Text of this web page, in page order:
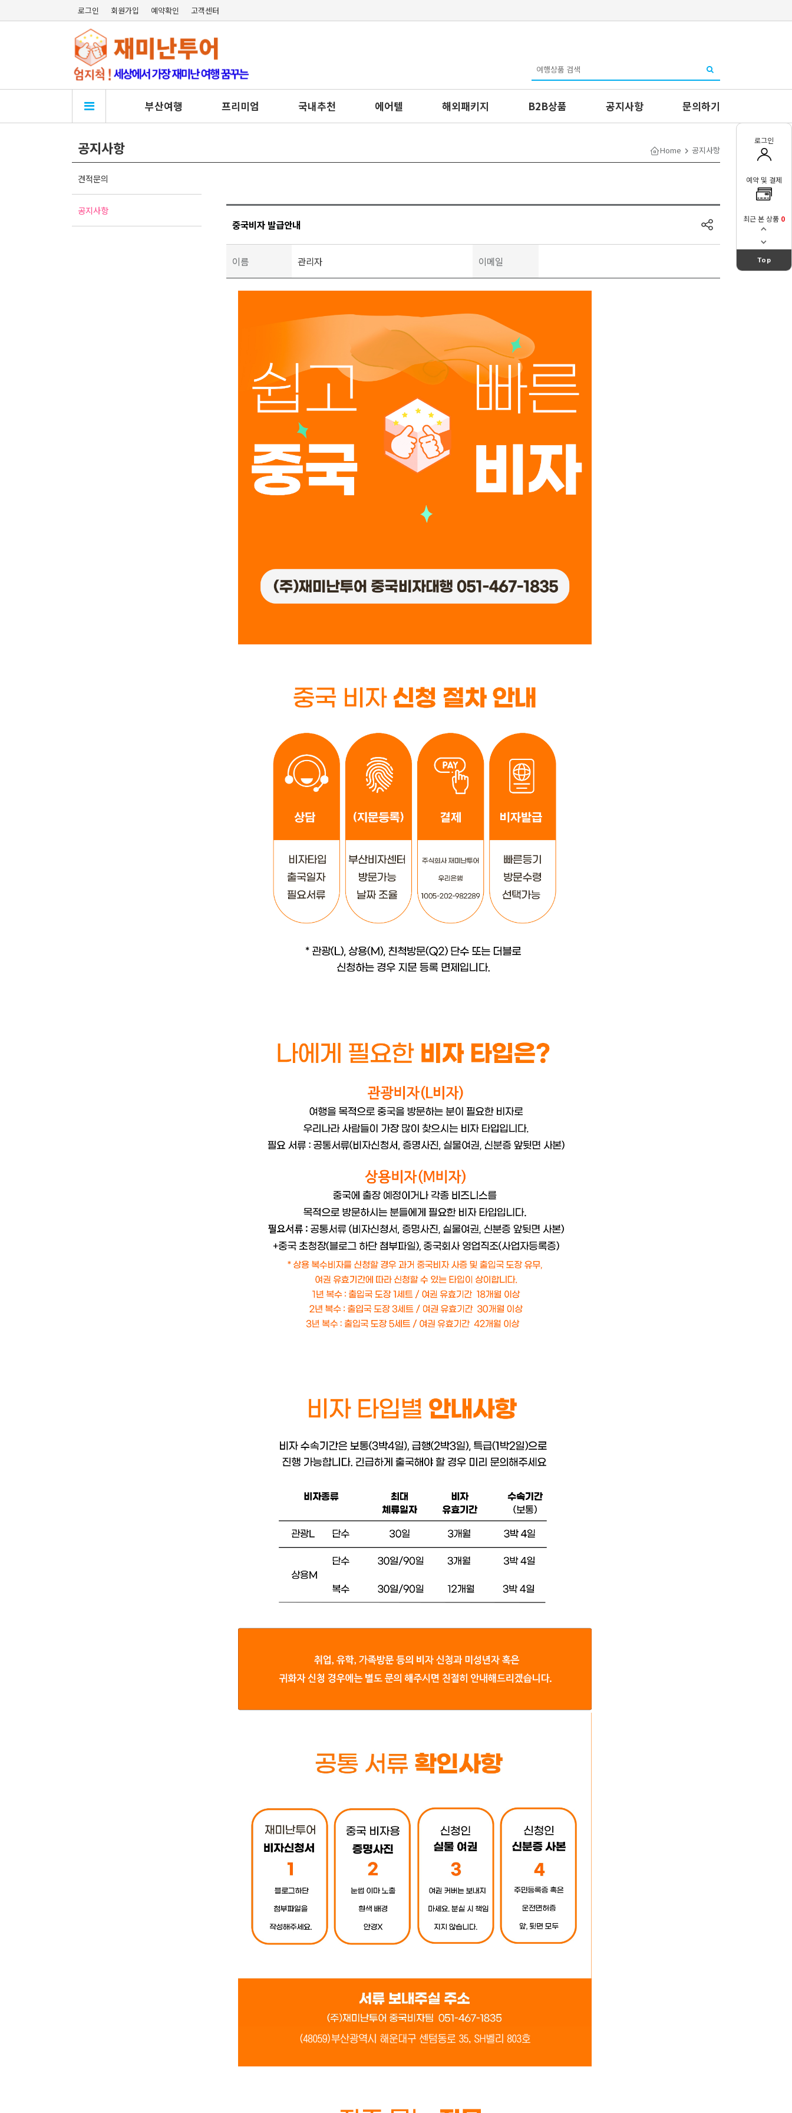
로그인 회원가입 예약확인 고객센터
부산여행 프리미엄 국내추천 에어텔 해외패키지 B2B상품 공지사항 문의하기
공지사항 Home 공지사항
견적문의
공지사항
중국비자 발급안내
이름 관리자 이메일
로그인
예약 및 결제
최근 본 상품 0
Top